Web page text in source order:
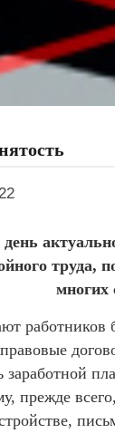
труда,
многих
заработной
прежде